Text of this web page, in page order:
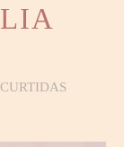
CURTIDAS